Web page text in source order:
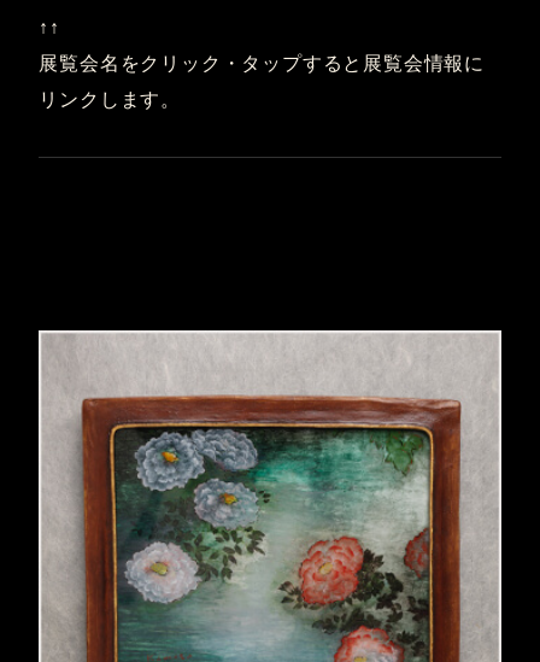
↑↑
展覧会名をクリック・タップすると展覧会情報に
リンクします。